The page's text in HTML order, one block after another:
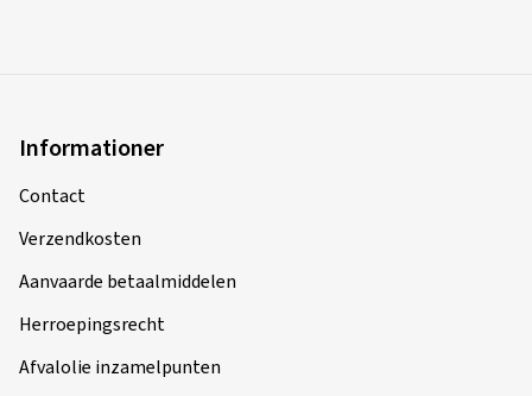
Informationer
Contact
Verzendkosten
Aanvaarde betaalmiddelen
Herroepingsrecht
Afvalolie inzamelpunten